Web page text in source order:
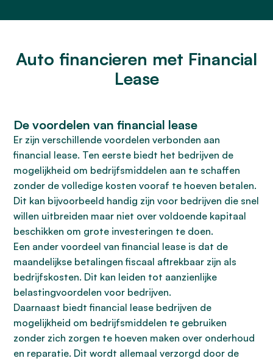
Auto financieren met Financial
Lease
De voordelen van financial lease
Er zijn verschillende voordelen verbonden aan
financial lease. Ten eerste biedt het bedrijven de
mogelijkheid om bedrijfsmiddelen aan te schaffen
zonder de volledige kosten vooraf te hoeven betalen.
Dit kan bijvoorbeeld handig zijn voor bedrijven die snel
willen uitbreiden maar niet over voldoende kapitaal
beschikken om grote investeringen te doen.
Een ander voordeel van financial lease is dat de
maandelijkse betalingen fiscaal aftrekbaar zijn als
bedrijfskosten. Dit kan leiden tot aanzienlijke
belastingvoordelen voor bedrijven.
Daarnaast biedt financial lease bedrijven de
mogelijkheid om bedrijfsmiddelen te gebruiken
zonder zich zorgen te hoeven maken over onderhoud
en reparatie. Dit wordt allemaal verzorgd door de